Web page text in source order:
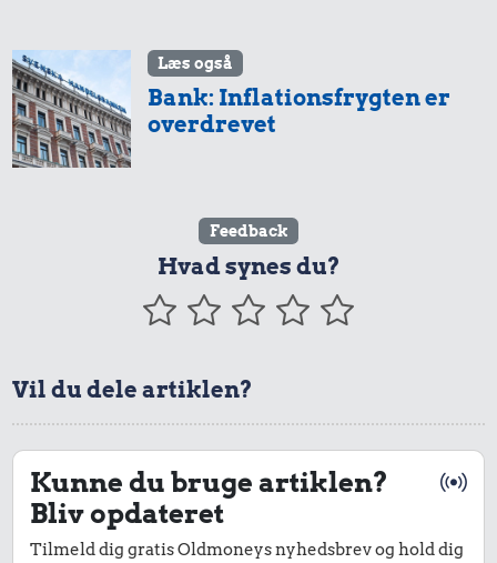
Læs også
Bank: Inflationsfrygten er
overdrevet
Feedback
Hvad synes du?
Vil du dele artiklen?
Kunne du bruge artiklen?
Bliv opdateret
Tilmeld dig gratis Oldmoneys nyhedsbrev og hold dig